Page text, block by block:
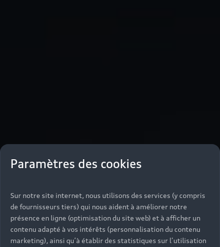
Paramètres des cookies
Sur notre site internet, nous utilisons des services (y compris
de fournisseurs tiers) qui nous aident à améliorer notre
présence en ligne (optimisation du site web) et à afficher un
contenu adapté à vos intérêts (personnalisation du contenu
marketing), ainsi qu’à établir des statistiques sur l’utilisation